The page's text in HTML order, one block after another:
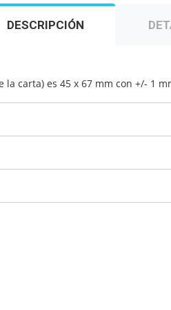
DESCRIPCIÓN
carta) es 45 x 67 mm con +/- 1